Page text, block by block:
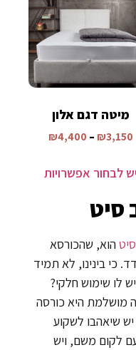
מיטה דגם אלון
₪3,150
–
₪4,400
יש לבחור אפשרויות
סיט
הוא, שהכורסא
כי בינינו, לא תמיד
לו שימוש חלקי?
מושלמת היא כורסה
יש שיאהבו לשקוע
לקום משם, ויש